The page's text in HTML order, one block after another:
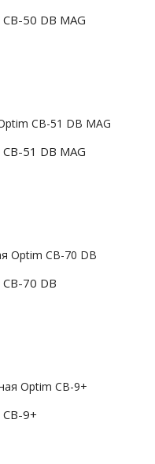
50 DB MAG
51 DB MAG
70 DB
9+